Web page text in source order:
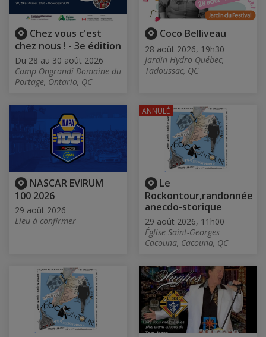
Chez vous c'est
chez nous ! - 3e édition
Du 28 au 30 août 2026
Camp Ongrandi Domaine du
Portage, Ontario, QC
Coco Belliveau
28 août 2026, 19h30
Jardin Hydro-Québec,
Tadoussac, QC
NASCAR EVIRUM
100 2026
29 août 2026
Lieu à confirmer
Le
Rockontour,randonnée
anecdo-storique
29 août 2026, 11h00
Église Saint-Georges
Cacouna, Cacouna, QC
ANNULÉ